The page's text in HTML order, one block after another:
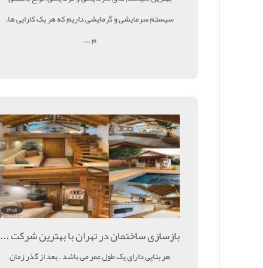
سیستم سرمایشی و گرمایشی داریم که هر یک کارایی ها،
م ...
بازسازی ساختمان در تهران با بهترین شرکت ...
هر بنایی دارای یک طول عمر می باشد . بعد از گذر زمان